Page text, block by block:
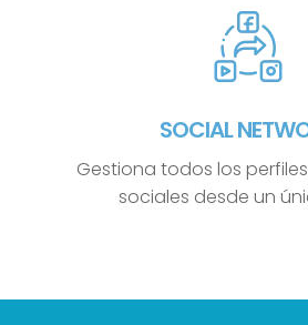
SOCIAL
Gestiona todos los
sociales desde un